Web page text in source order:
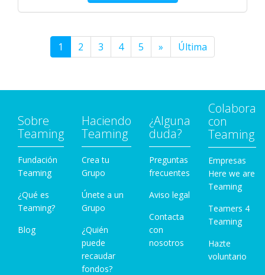
1 2 3 4 5 » Última
Sobre
Teaming
Fundación
Teaming
¿Qué es
Teaming?
Blog
Haciendo
Teaming
Crea tu
Grupo
Únete a un
Grupo
¿Quién
puede
recaudar
fondos?
¿Alguna
duda?
Preguntas
frecuentes
Aviso legal
Contacta
con
nosotros
Colabora
con
Teaming
Empresas
Here we are
Teaming
Teamers 4
Teaming
Hazte
voluntario